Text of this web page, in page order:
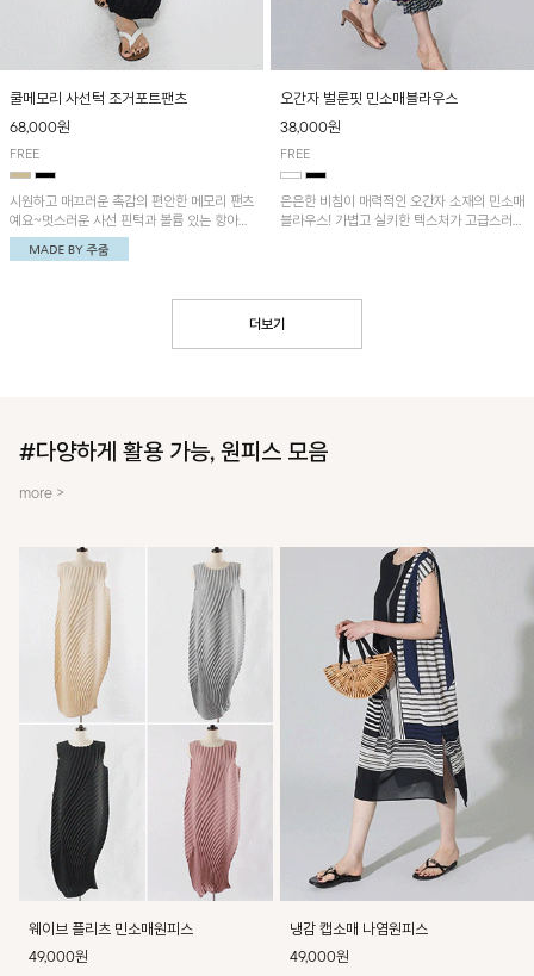
쿨메모리 사선턱 조거포트팬츠
68,000원
FREE
시원하고 매끄러운 촉감의 편안한 메모리 팬츠
예요~멋스러운 사선 핀턱과 볼륨 있는 항아리
핏이 유니크한 아이템!
오간자 벌룬핏 민소매블라우스
38,000원
FREE
은은한 비침이 매력적인 오간자 소재의 민소매
블라우스! 가볍고 실키한 텍스처가 고급스러운
더보기
#다양하게 활용 가능, 원피스 모음
more >
웨이브 플리츠 민소매원피스
49,000원
냉감 캡소매 나염원피스
49,000원